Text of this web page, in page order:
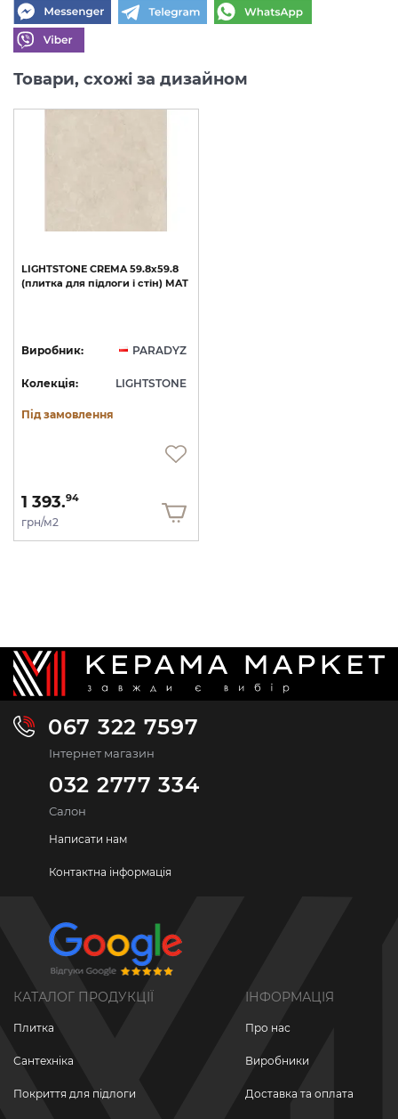
Товари, схожі за дизайном
LIGHTSTONE CREMA 59.8х59.8
(плитка для підлоги і стін) MAT
Виробник: PARADYZ
Колекція: LIGHTSTONE
Під замовлення
1 393.94
грн/м2
067 322 7597
Інтернет магазин
032 2777 334
Салон
Написати нам
Контактна інформація
КАТАЛОГ ПРОДУКЦІЇ
Плитка
Сантехніка
Покриття для підлоги
ІНФОРМАЦІЯ
Про нас
Виробники
Доставка та оплата